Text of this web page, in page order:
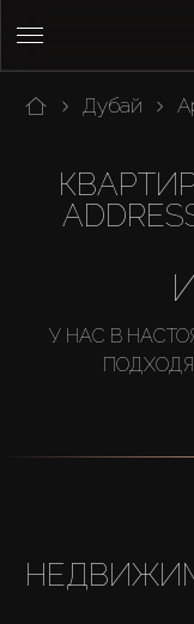
Дубай
У НАС В